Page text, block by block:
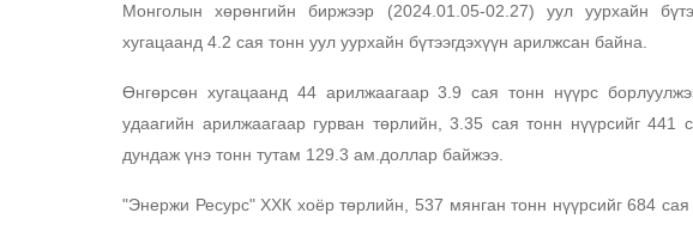
Монголын хөрөнгийн биржээр (2024.01.05-02.27) уул уурхайн
хугацаанд 4.2 сая тонн уул уурхайн бүтээгдэхүүн арилжсан байна.
Өнгөрсөн хугацаанд 44 арилжаагаар 3.9 сая тонн нүүрс
удаагийн арилжаагаар гурван төрлийн, 3.35 сая тонн нүүрсийг
дундаж үнэ тонн тутам 129.3 ам.доллар байжээ.
"Энержи Ресурс" ХХК хоёр төрлийн, 537 мянган тонн нүүрсийг 684